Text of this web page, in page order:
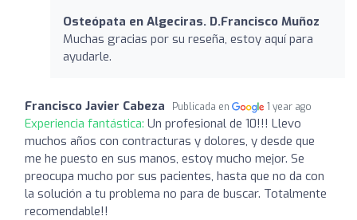
Osteópata en Algeciras. D.Francisco Muñoz
Muchas gracias por su reseña, estoy aquí para
ayudarle.
Francisco Javier Cabeza Publicada en 1 year ago
Experiencia fantástica: Un profesional de 10!!! Llevo
muchos años con contracturas y dolores, y desde que
me he puesto en sus manos, estoy mucho mejor. Se
preocupa mucho por sus pacientes, hasta que no da con
la solución a tu problema no para de buscar. Totalmente
recomendable!!